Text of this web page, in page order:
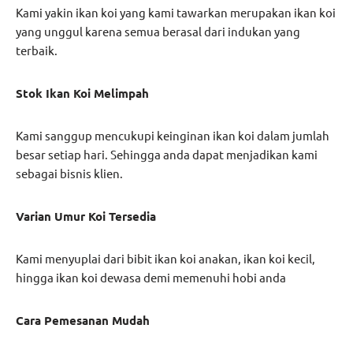
Kami yakin ikan koi yang kami tawarkan merupakan ikan koi
yang unggul karena semua berasal dari indukan yang
terbaik.
Stok Ikan Koi Melimpah
Kami sanggup mencukupi keinginan ikan koi dalam jumlah
besar setiap hari. Sehingga anda dapat menjadikan kami
sebagai bisnis klien.
Varian Umur Koi Tersedia
Kami menyuplai dari bibit ikan koi anakan, ikan koi kecil,
hingga ikan koi dewasa demi memenuhi hobi anda
Cara Pemesanan Mudah